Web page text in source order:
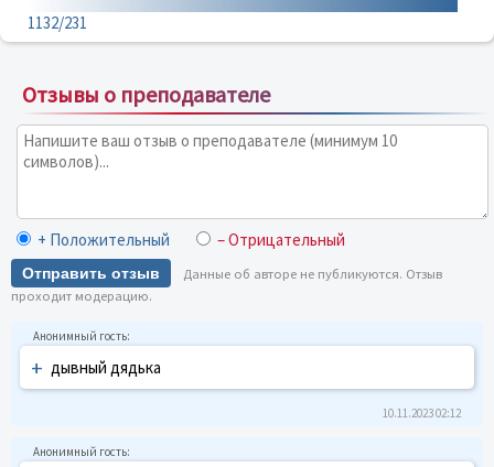
1132/231
Отзывы о преподавателе
+ Положительный – Отрицательный
Отправить отзыв
Данные об авторе не публикуются. Отзыв
проходит модерацию.
+ дывный дядька
10.11.2023 02:12